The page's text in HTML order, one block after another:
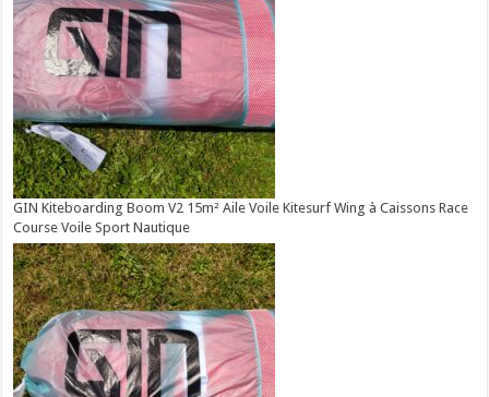
GIN Kiteboarding Boom V2 15m² Aile Voile Kitesurf Wing à Caissons Race
Course Voile Sport Nautique